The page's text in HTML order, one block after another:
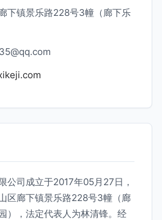
下镇景乐路228号3幢（廊下乐
公司成立于2017年05月27日，
区廊下镇景乐路228号3幢（廊
），法定代表人为林清锋。经